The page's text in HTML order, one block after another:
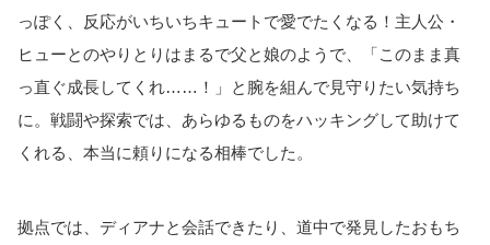
っぽく、反応がいちいちキュートで愛でたくなる！主人公・
ヒューとのやりとりはまるで父と娘のようで、「このまま真
っ直ぐ成長してくれ……！」と腕を組んで見守りたい気持ち
に。戦闘や探索では、あらゆるものをハッキングして助けて
くれる、本当に頼りになる相棒でした。
拠点では、ディアナと会話できたり、道中で発見したおもち